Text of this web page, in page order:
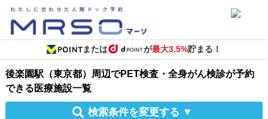
または が最大3.5%貯まる！
後楽園駅（東京都）周辺でPET検査・全身がん検診が予約
できる医療施設一覧
検索条件を変更する ▼